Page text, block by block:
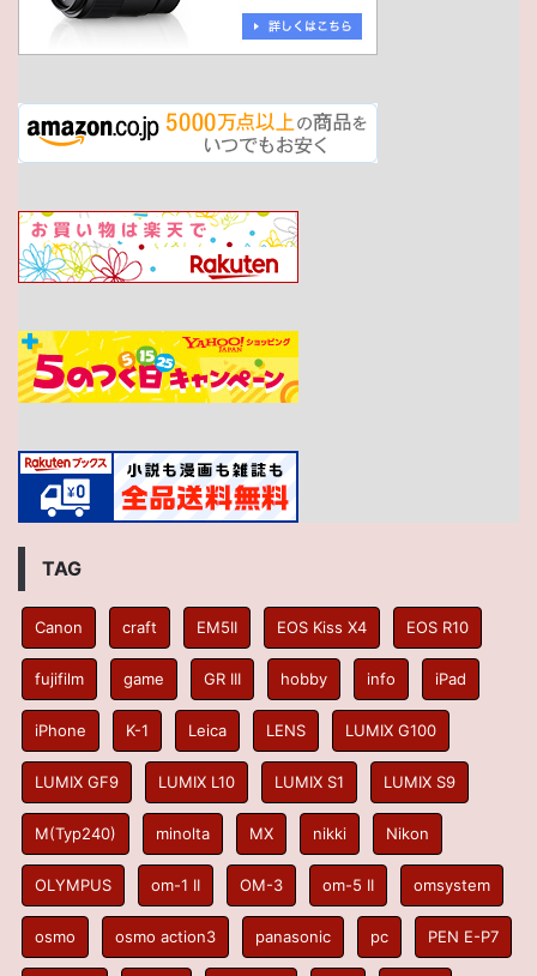
TAG
Canon craft EM5II EOS Kiss X4 EOS R10
fujifilm game GR III hobby info iPad
iPhone K-1 Leica LENS LUMIX G100
LUMIX GF9 LUMIX L10 LUMIX S1 LUMIX S9
M(Typ240) minolta MX nikki Nikon
OLYMPUS om-1 II OM-3 om-5 II omsystem
osmo osmo action3 panasonic pc PEN E-P7